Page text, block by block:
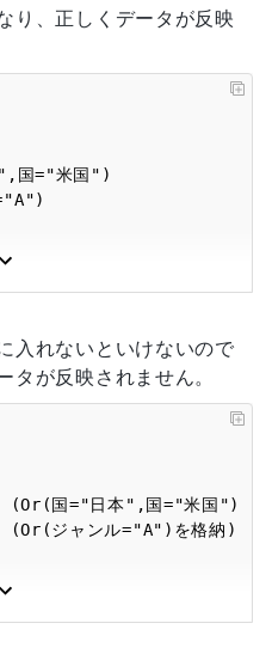
り、正しくデータが反映
入れないといけないので
タが反映されません。